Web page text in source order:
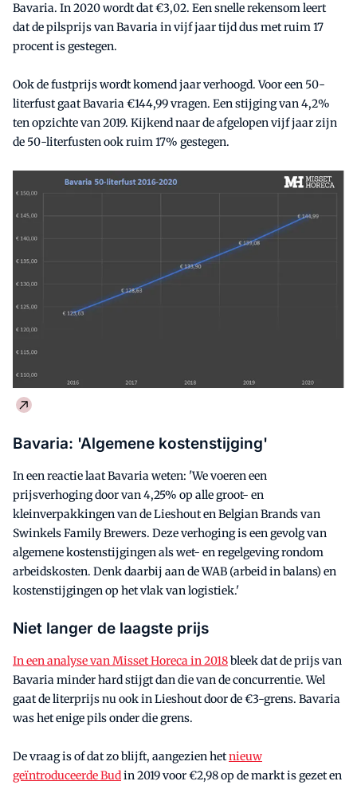
Bavaria. In 2020 wordt dat €3,02. Een snelle rekensom leert
dat de pilsprijs van Bavaria in vijf jaar tijd dus met ruim 17
procent is gestegen.
Ook de fustprijs wordt komend jaar verhoogd. Voor een 50-
literfust gaat Bavaria €144,99 vragen. Een stijging van 4,2%
ten opzichte van 2019. Kijkend naar de afgelopen vijf jaar zijn
de 50-literfusten ook ruim 17% gestegen.
Bavaria: 'Algemene kostenstijging'
In een reactie laat Bavaria weten: 'We voeren een
prijsverhoging door van 4,25% op alle groot- en
kleinverpakkingen van de Lieshout en Belgian Brands van
Swinkels Family Brewers. Deze verhoging is een gevolg van
algemene kostenstijgingen als wet- en regelgeving rondom
arbeidskosten. Denk daarbij aan de WAB (arbeid in balans) en
kostenstijgingen op het vlak van logistiek.'
Niet langer de laagste prijs
In een analyse van Misset Horeca in 2018bleek dat de prijs van
Bavaria minder hard stijgt dan die van de concurrentie. Wel
gaat de literprijs nu ook in Lieshout door de €3-grens. Bavaria
was het enige pils onder die grens.
De vraag is of dat zo blijft, aangezien hetnieuw
geïntroduceerde Budin 2019 voor €2,98 op de markt is gezet en